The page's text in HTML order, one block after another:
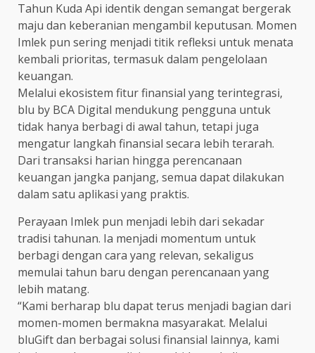
Tahun Kuda Api identik dengan semangat bergerak
maju dan keberanian mengambil keputusan. Momen
Imlek pun sering menjadi titik refleksi untuk menata
kembali prioritas, termasuk dalam pengelolaan
keuangan.
Melalui ekosistem fitur finansial yang terintegrasi,
blu by BCA Digital mendukung pengguna untuk
tidak hanya berbagi di awal tahun, tetapi juga
mengatur langkah finansial secara lebih terarah.
Dari transaksi harian hingga perencanaan
keuangan jangka panjang, semua dapat dilakukan
dalam satu aplikasi yang praktis.
Perayaan Imlek pun menjadi lebih dari sekadar
tradisi tahunan. Ia menjadi momentum untuk
berbagi dengan cara yang relevan, sekaligus
memulai tahun baru dengan perencanaan yang
lebih matang.
“Kami berharap blu dapat terus menjadi bagian dari
momen-momen bermakna masyarakat. Melalui
bluGift dan berbagai solusi finansial lainnya, kami